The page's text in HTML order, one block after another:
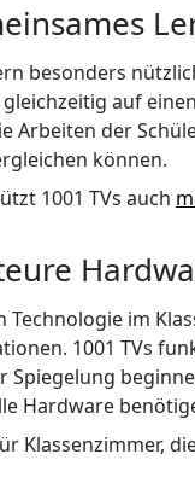
besonders
auf
Arbeiten der
können.
1001 TVs auch
im
1001 TVs
Hardware
Klassenzimmer,